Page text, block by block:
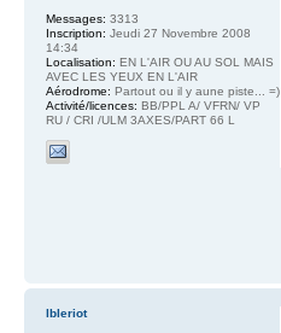
Messages: 3313
Inscription: Jeudi 27 Novembre 2008
14:34
Localisation: EN L'AIR OU AU SOL MAIS
AVEC LES YEUX EN L'AIR
Aérodrome: Partout ou il y aune piste... =)
Activité/licences: BB/PPL A/ VFRN/ VP
RU / CRI /ULM 3AXES/PART 66 L
lbleriot